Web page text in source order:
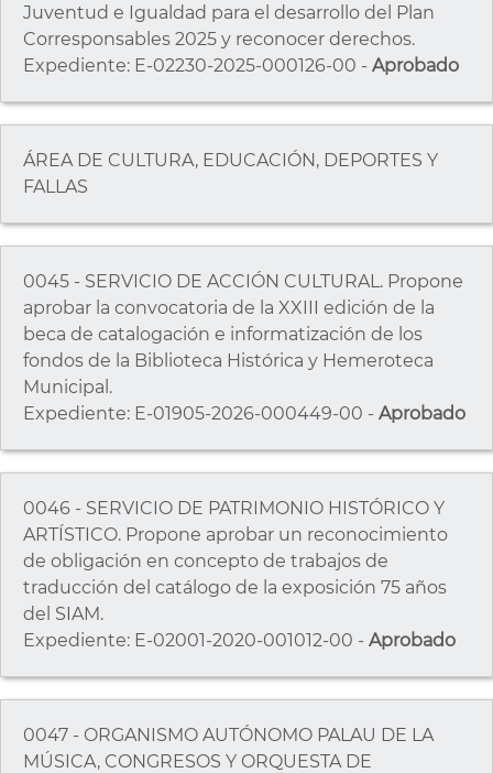
Juventud e Igualdad para el desarrollo del Plan
Corresponsables 2025 y reconocer derechos.
Expediente: E-02230-2025-000126-00 - Aprobado
ÁREA DE CULTURA, EDUCACIÓN, DEPORTES Y
FALLAS
0045 - SERVICIO DE ACCIÓN CULTURAL. Propone
aprobar la convocatoria de la XXIII edición de la
beca de catalogación e informatización de los
fondos de la Biblioteca Histórica y Hemeroteca
Municipal.
Expediente: E-01905-2026-000449-00 - Aprobado
0046 - SERVICIO DE PATRIMONIO HISTÓRICO Y
ARTÍSTICO. Propone aprobar un reconocimiento
de obligación en concepto de trabajos de
traducción del catálogo de la exposición 75 años
del SIAM.
Expediente: E-02001-2020-001012-00 - Aprobado
0047 - ORGANISMO AUTÓNOMO PALAU DE LA
MÚSICA, CONGRESOS Y ORQUESTA DE